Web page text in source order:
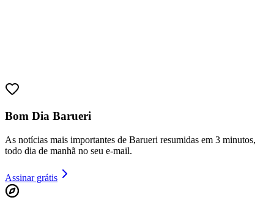
Bom Dia Barueri
As notícias mais importantes de Barueri resumidas em 3 minutos,
todo dia de manhã no seu e-mail.
Assinar grátis